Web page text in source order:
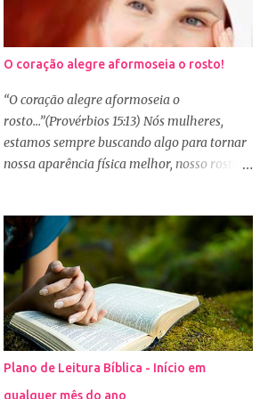
O coração alegre aformoseia o rosto!
“O coração alegre aformoseia o
rosto...”(Provérbios 15:13) Nós mulheres,
estamos sempre buscando algo para tornar
nossa aparência física melhor, nosso rosto
cosméticos e produtos de beleza. No Youtube
por exemplo, os canais com mais seguidores
são das blogueiras que dão dicas de beleza,
ensinam a se maquiar e testam produtos.
Não é errado gostar de se cuidar e buscar
conhecimento de como ficar mais bonita e
atraente. Eu também gosto de maquiagem e
dicas de beleza, no entanto, precisamos
Plano de Leitura Bíblica - Início em
qualquer mês do ano